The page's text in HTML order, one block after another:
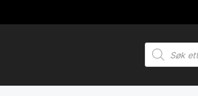
Products
search